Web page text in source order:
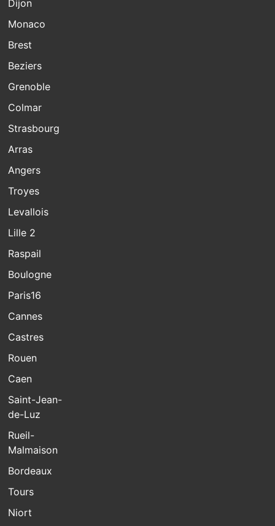
Dijon
Monaco
Brest
Beziers
Grenoble
Colmar
Strasbourg
Arras
Angers
Troyes
Levallois
Lille 2
Raspail
Boulogne
Paris16
Cannes
Castres
Rouen
Caen
Saint-Jean-
de-Luz
Rueil-
Malmaison
Bordeaux
Tours
Niort